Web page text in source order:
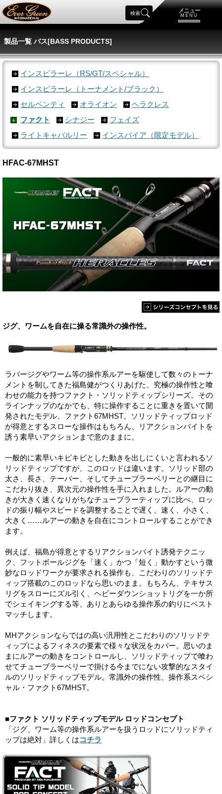
メニュー
MENU
検索
製品一覧 バス[BASS PRODUCTS]
インスピラーレ（RS/GT/スペシャル）
インスピラーレ（トーナメント/ブラック）
セルペンティ
オライオン
ヘラクレス
ファクト
シナジー
フェイズ
ライトキャバルリー
インスパイア（限定モデル）
HFAC-67MHST
ジグ、ワームを自在に操る常識外の操作性。
ラバージグやワーム等の操作系ルアーを駆使して数々のトーナ
メントを制してきた福島健がつくりあげた、究極の操作性と喰
わせの能力を持つファクト・ソリッドティップシリーズ。その
ラインナップのなかでも、特に操作することに重きを置いて開
発されたモデル、ファクト67MHST。ソリッドティップロッド
が得意とするスローな操作はもちろん、リアクションバイトを
誘う素早いアクションまで意のままに。
一般的に素早いキビキビとした動きを出しにくいと言われるソ
リッドティップですが、このロッドは違います。ソリッド部の
太さ、長さ、テーパー、そしてチューブラーベリーとの継目に
こだわり抜き、異次元の操作性を手に入れました。ルアーの動
きが大きく速くなりがちなチューブラーティップに比べ、ロッ
ドの振り幅やスピードを調整することで遅く、速く、小さく、
大きく……ルアーの動きを自在にコントロールすることができ
ます。
例えば、福島が得意とするリアクションバイト誘発テクニッ
ク、フットボールジグを「速く」かつ「短く」動かすという微
妙なロッドワークが要求される操作も、こだわりのソリッドテ
ィップ搭載のこのロッドなら思いのまま。もちろん、テキサス
リグをスローにズル引く、ヘビーダウンショットリグを一か所
でシェイキングする等、ありとあらゆる操作系の釣りにベスト
マッチします。
MHアクションならではの高い汎用性とこだわりのソリッドテ
ィップによるフィネスの要素で様々な状況をカバー。思いのま
まにルアーの動きをコントロールし、ソリッドティップで喰わ
せてチューブラーベリーで掛ける今までにない攻撃的なスタイ
ルのソリッドティップモデル。常識外の操作性、操作系スペシ
ャル・ファクト67MHST。
■ファクト ソリッドティップモデル ロッドコンセプト
「ジグ、ワーム等の操作系ルアーを扱うロッドにソリッドティ
ップは絶対」詳しくはコチラ